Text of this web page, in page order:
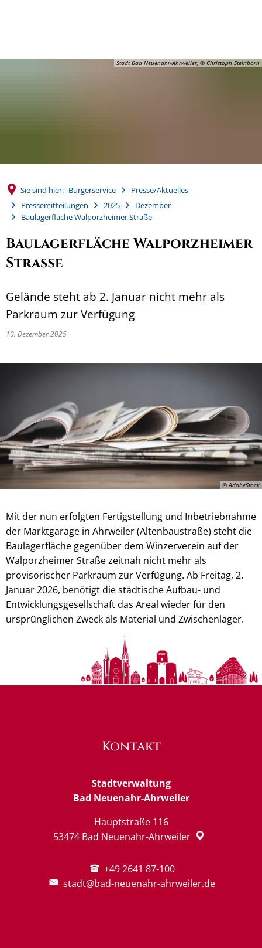
Stadt Bad Neuenahr-Ahrweiler, © Christoph Steinborn
Sie sind hier: Bürgerservice
Presse/Aktuelles
Pressemitteilungen
2025
Dezember
Baulagerfläche Walporzheimer Straße
Baulagerfläche Walporzheimer
Straße
Gelände steht ab 2. Januar nicht mehr als
Parkraum zur Verfügung
10. Dezember 2025
© AdobeStock
Mit der nun erfolgten Fertigstellung und Inbetriebnahme
der Marktgarage in Ahrweiler (Altenbaustraße) steht die
Baulagerfläche gegenüber dem Winzerverein auf der
Walporzheimer Straße zeitnah nicht mehr als
provisorischer Parkraum zur Verfügung. Ab Freitag, 2.
Januar 2026, benötigt die städtische Aufbau- und
Entwicklungsgesellschaft das Areal wieder für den
ursprünglichen Zweck als Material und Zwischenlager.
Kontakt
Stadtverwaltung
Bad Neuenahr-Ahrweiler
Hauptstraße 116
53474 Bad Neuenahr-Ahrweiler
+49 2641 87-100
stadt@bad-neuenahr-ahrweiler.de